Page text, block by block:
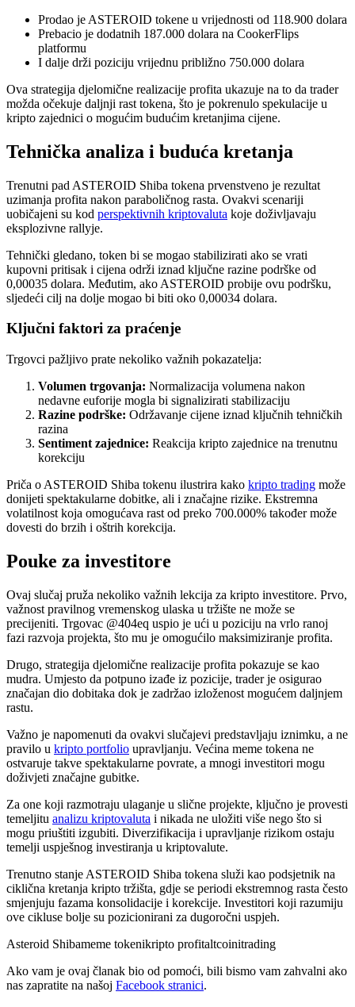
Prodao je ASTEROID tokene u vrijednosti od 118.900 dolara
Prebacio je dodatnih 187.000 dolara na CookerFlips
platformu
I dalje drži poziciju vrijednu približno 750.000 dolara
Ova strategija djelomične realizacije profita ukazuje na to da trader
možda očekuje daljnji rast tokena, što je pokrenulo spekulacije u
kripto zajednici o mogućim budućim kretanjima cijene.
Tehnička analiza i buduća kretanja
Trenutni pad ASTEROID Shiba tokena prvenstveno je rezultat
uzimanja profita nakon paraboličnog rasta. Ovakvi scenariji
uobičajeni su kod perspektivnih kriptovaluta koje doživljavaju
eksplozivne rallyje.
Tehnički gledano, token bi se mogao stabilizirati ako se vrati
kupovni pritisak i cijena održi iznad ključne razine podrške od
0,00035 dolara. Međutim, ako ASTEROID probije ovu podršku,
sljedeći cilj na dolje mogao bi biti oko 0,00034 dolara.
Ključni faktori za praćenje
Trgovci pažljivo prate nekoliko važnih pokazatelja:
Volumen trgovanja: Normalizacija volumena nakon
nedavne euforije mogla bi signalizirati stabilizaciju
Razine podrške: Održavanje cijene iznad ključnih tehničkih
razina
Sentiment zajednice: Reakcija kripto zajednice na trenutnu
korekciju
Priča o ASTEROID Shiba tokenu ilustrira kako kripto trading može
donijeti spektakularne dobitke, ali i značajne rizike. Ekstremna
volatilnost koja omogućava rast od preko 700.000% također može
dovesti do brzih i oštrih korekcija.
Pouke za investitore
Ovaj slučaj pruža nekoliko važnih lekcija za kripto investitore. Prvo,
važnost pravilnog vremenskog ulaska u tržište ne može se
precijeniti. Trgovac @404eq uspio je ući u poziciju na vrlo ranoj
fazi razvoja projekta, što mu je omogućilo maksimiziranje profita.
Drugo, strategija djelomične realizacije profita pokazuje se kao
mudra. Umjesto da potpuno izađe iz pozicije, trader je osigurao
značajan dio dobitaka dok je zadržao izloženost mogućem daljnjem
rastu.
Važno je napomenuti da ovakvi slučajevi predstavljaju iznimku, a ne
pravilo u kripto portfolio upravljanju. Većina meme tokena ne
ostvaruje takve spektakularne povrate, a mnogi investitori mogu
doživjeti značajne gubitke.
Za one koji razmotraju ulaganje u slične projekte, ključno je provesti
temeljitu analizu kriptovaluta i nikada ne uložiti više nego što si
mogu priuštiti izgubiti. Diverzifikacija i upravljanje rizikom ostaju
temelji uspješnog investiranja u kriptovalute.
Trenutno stanje ASTEROID Shiba tokena služi kao podsjetnik na
ciklična kretanja kripto tržišta, gdje se periodi ekstremnog rasta često
smjenjuju fazama konsolidacije i korekcije. Investitori koji razumiju
ove cikluse bolje su pozicionirani za dugoročni uspjeh.
Asteroid Shibameme tokenikripto profitaltcoinitrading
Ako vam je ovaj članak bio od pomoći, bili bismo vam zahvalni ako
nas zapratite na našoj Facebook stranici.